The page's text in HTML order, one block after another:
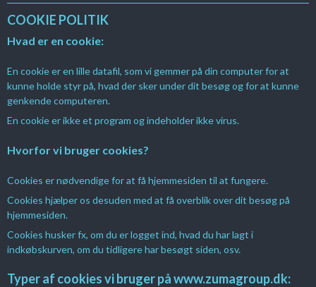
COOKIE POLITIK
Hvad er en cookie:
En cookie er en lille datafil, som vi gemmer på din computer for at
kunne holde styr på, hvad der sker under dit besøg og for at kunne
genkende computeren.
En cookie er ikke et program og indeholder ikke virus.
Hvorfor vi bruger cookies?
Cookies er nødvendige for at få hjemmesiden til at fungere.
Cookies hjælper os desuden med at få overblik over dit besøg på
hjemmesiden.
Cookies husker fx, om du er logget ind, hvad du har lagt i
indkøbskurven, om du tidligere har besøgt siden, osv.
Typer af cookies vi bruger på www.zumagroup.dk: